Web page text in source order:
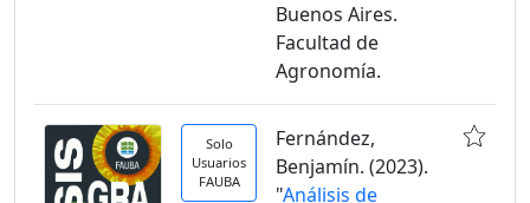
Buenos Aires.
Facultad de
Agronomía.
Solo
Usuarios
FAUBA
Fernández,
Benjamín. (2023).
"Análisis de